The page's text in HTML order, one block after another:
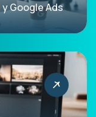
Google Ads